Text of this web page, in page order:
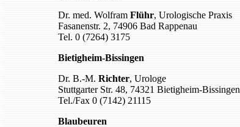
Dr. med. Wolfram Flühr, Urologische Praxis
Fasanenstr. 2, 74906 Bad Rappenau
Tel. 0 (7264) 3175
Bietigheim-Bissingen
Dr. B.-M. Richter, Urologe
Stuttgarter Str. 48, 74321 Bietigheim-Bissingen
Tel./Fax 0 (7142) 21115
Blaubeuren